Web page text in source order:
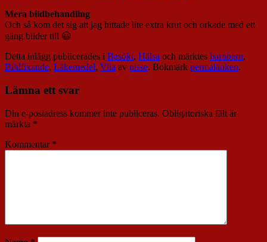
Mera bildbehandling
Och så kom det sig att jag hittade lite extra krut och orkade med ett
gäng bilder till 😀
Detta inlägg publicerades i Besökt, Hälsa och märktes barnbarn,
Bildfixande, Läkemedel, Vila av nisse. Bokmärk permalänken.
Lämna ett svar
Din e-postadress kommer inte publiceras. Obligatoriska fält är
märkta *
Kommentar *